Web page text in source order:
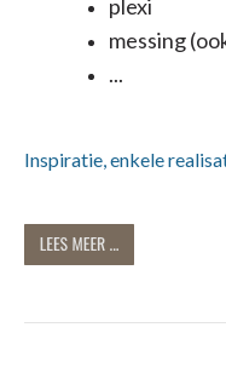
plexi
messing
...
Inspiratie, enkele